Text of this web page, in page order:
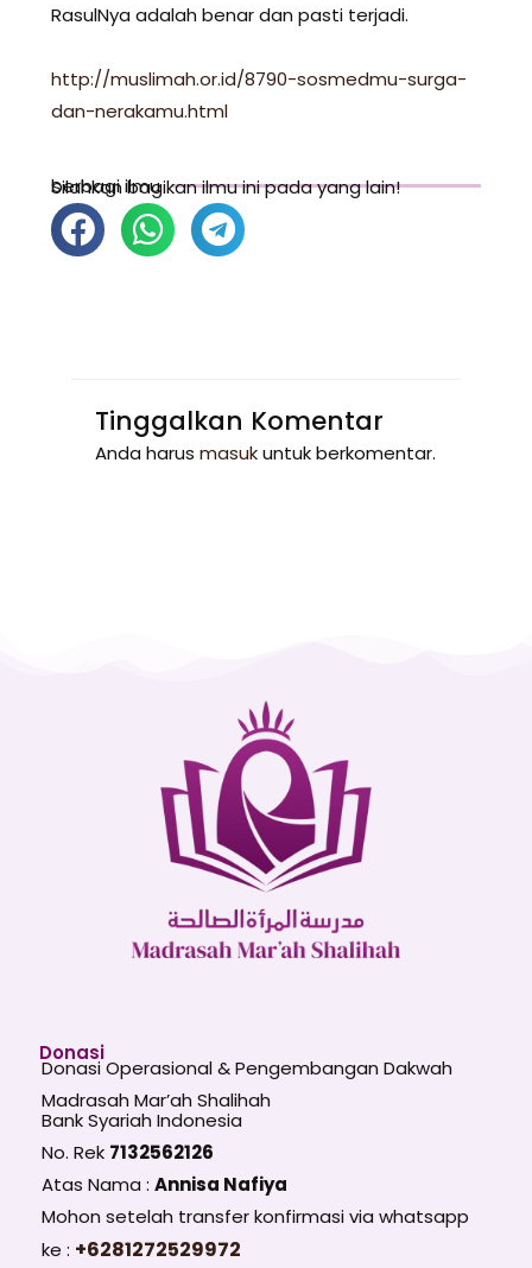
RasulNya adalah benar dan pasti terjadi.
http://muslimah.or.id/8790-sosmedmu-surga-
dan-nerakamu.html
berbagi ilmu
Silahkan bagikan ilmu ini pada yang lain!
Tinggalkan Komentar
Anda harus masukuntuk berkomentar.
Donasi
Donasi Operasional & Pengembangan Dakwah
Madrasah Mar’ah Shalihah
Bank Syariah Indonesia
No. Rek 7132562126
Atas Nama : Annisa Nafiya
Mohon setelah transfer konfirmasi via whatsapp
ke : +6281272529972